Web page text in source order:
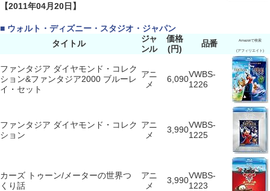
【2011年04月20日】
■ ウォルト・ディズニー・スタジオ・ジャパン
タイトル
ジャ
ンル
価格
(円)
品番 Amazonで検索
(アフィリエイト)
ファンタジア ダイヤモンド・コレク
ション&ファンタジア2000 ブルーレ
イ・セット
アニ
メ
6,090VWBS-
1226
ファンタジア ダイヤモンド・コレク
ション
アニ
メ
3,990VWBS-
1225
カーズ トゥーン/メーターの世界つ
くり話
アニ
メ
3,990VWBS-
1223